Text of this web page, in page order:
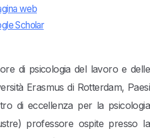
web
Scholar
di psicologia del lavoro e delle
Erasmus di Rotterdam, Paesi
di eccellenza per la psicologia
professore ospite presso la